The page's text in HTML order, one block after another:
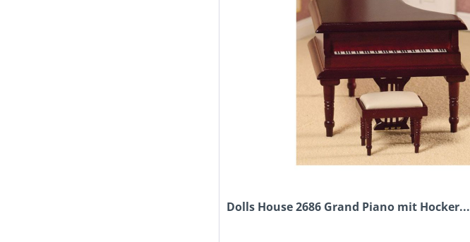
Dolls House 2686 Grand Piano mit Hocker...